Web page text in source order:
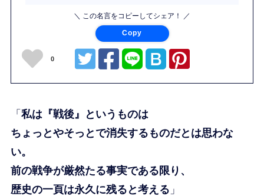
＼ この名言をコピーしてシェア！ ／
Copy
0
「 私は『戦後』というものは
ちょっとやそっとで消失するものだとは思わな
い。
前の戦争が厳然たる事実である限り、
歴史の一頁は永久に残ると考える 」